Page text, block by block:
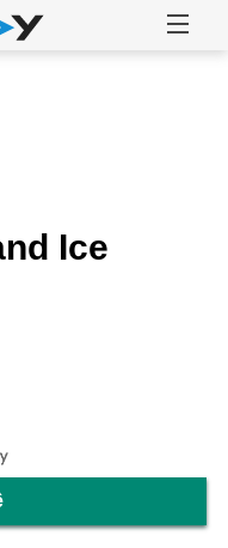
Ice